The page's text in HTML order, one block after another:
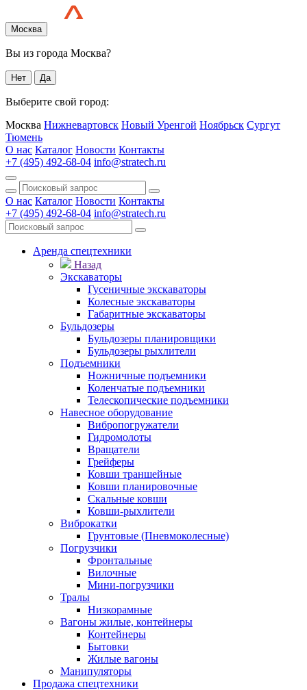
Москва
Вы из города Москва?
Нет Да
Выберите свой город:
Москва Нижневартовск Новый Уренгой Ноябрьск Сургут
Тюмень
О нас Каталог Новости Контакты
+7 (495) 492-68-04 info@stratech.ru
О нас Каталог Новости Контакты
+7 (495) 492-68-04 info@stratech.ru
Аренда спецтехники
Назад
Экскаваторы
Гусеничные экскаваторы
Колесные экскаваторы
Габаритные экскаваторы
Бульдозеры
Бульдозеры планировщики
Бульдозеры рыхлители
Подъемники
Ножничные подъемники
Коленчатые подъемники
Телескопические подъемники
Навесное оборудование
Вибропогружатели
Гидромолоты
Вращатели
Грейферы
Ковши траншейные
Ковши планировочные
Скальные ковши
Ковши-рыхлители
Виброкатки
Грунтовые (Пневмоколесные)
Погрузчики
Фронтальные
Вилочные
Мини-погрузчики
Тралы
Низкорамные
Вагоны жилые, контейнеры
Контейнеры
Бытовки
Жилые вагоны
Манипуляторы
Продажа спецтехники